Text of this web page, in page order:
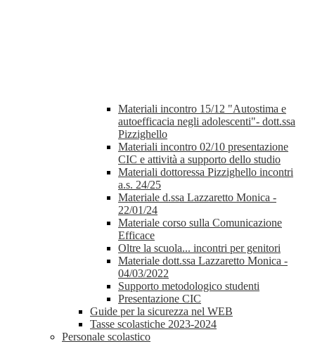
Materiali incontro 15/12 "Autostima e
autoefficacia negli adolescenti"- dott.ssa
Pizzighello
Materiali incontro 02/10 presentazione
CIC e attività a supporto dello studio
Materiali dottoressa Pizzighello incontri
a.s. 24/25
Materiale d.ssa Lazzaretto Monica -
22/01/24
Materiale corso sulla Comunicazione
Efficace
Oltre la scuola... incontri per genitori
Materiale dott.ssa Lazzaretto Monica -
04/03/2022
Supporto metodologico studenti
Presentazione CIC
Guide per la sicurezza nel WEB
Tasse scolastiche 2023-2024
Personale scolastico